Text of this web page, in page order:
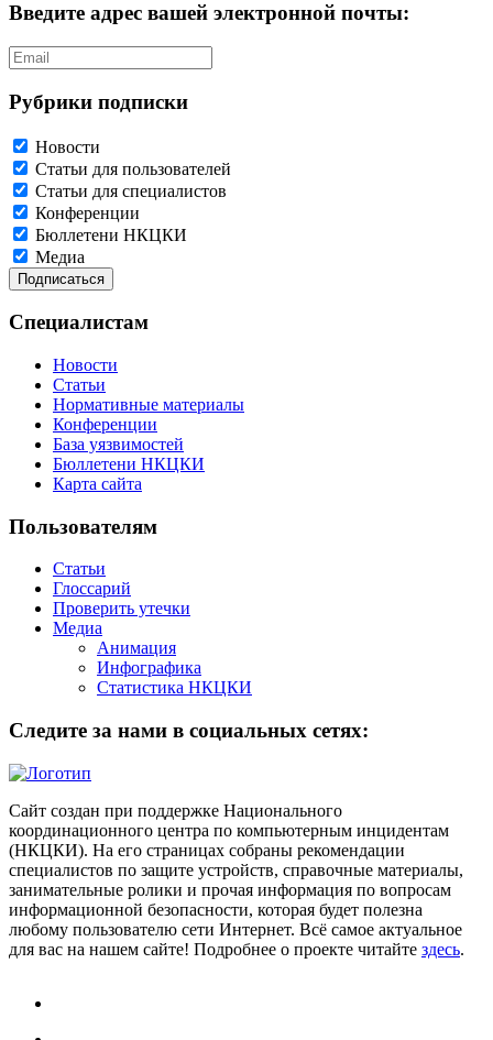
Введите адрес вашей электронной почты:
Рубрики подписки
Новости
Статьи для пользователей
Статьи для специалистов
Конференции
Бюллетени НКЦКИ
Медиа
Специалистам
Новости
Статьи
Нормативные материалы
Конференции
База уязвимостей
Бюллетени НКЦКИ
Карта сайта
Пользователям
Статьи
Глоссарий
Проверить утечки
Медиа
Анимация
Инфографика
Статистика НКЦКИ
Следите за нами в социальных сетях:
Сайт создан при поддержке Национального
координационного центра по компьютерным инцидентам
(НКЦКИ). На его страницах собраны рекомендации
специалистов по защите устройств, справочные материалы,
занимательные ролики и прочая информация по вопросам
информационной безопасности, которая будет полезна
любому пользователю сети Интернет. Всё самое актуальное
для вас на нашем сайте! Подробнее о проекте читайте здесь.